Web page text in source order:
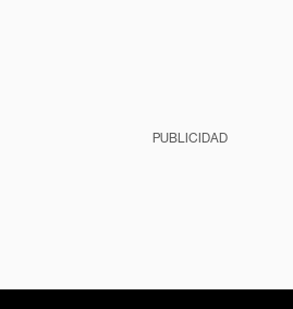
PUBLICIDAD